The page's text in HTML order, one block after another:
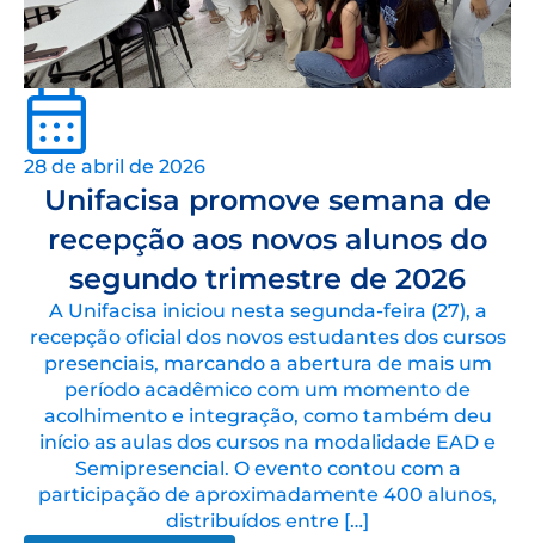
28 de abril de 2026
Unifacisa promove semana de
recepção aos novos alunos do
segundo trimestre de 2026
A Unifacisa iniciou nesta segunda-feira (27), a
recepção oficial dos novos estudantes dos cursos
presenciais, marcando a abertura de mais um
período acadêmico com um momento de
acolhimento e integração, como também deu
início as aulas dos cursos na modalidade EAD e
Semipresencial. O evento contou com a
participação de aproximadamente 400 alunos,
distribuídos entre […]